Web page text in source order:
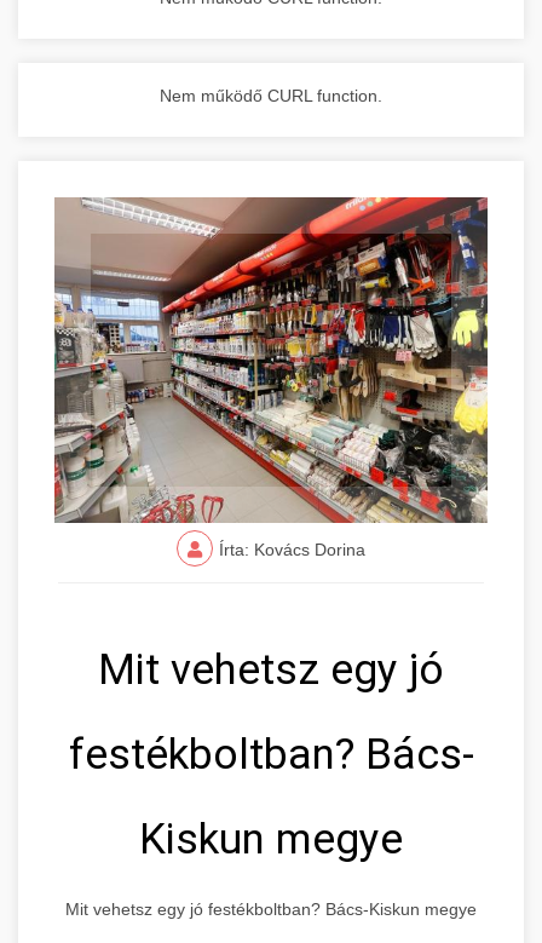
Nem működő CURL function.
Írta: Kovács Dorina
Mit vehetsz egy jó
festékboltban? Bács-
Kiskun megye
Mit vehetsz egy jó festékboltban? Bács-Kiskun megye